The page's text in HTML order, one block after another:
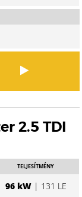
2.5 TDI
TELJESÍTMÉNY
96 kW| 131 LE